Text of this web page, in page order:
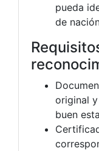
pueda
de
original
buen